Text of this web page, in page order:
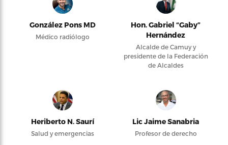
González Pons MD
Médico radiólogo
Hon. Gabriel “Gaby”
Hernández
Alcalde de Camuy y
presidente de la Federación
de Alcaldes
Heriberto N. Saurí
Salud y emergencias
Lic Jaime Sanabria
Profesor de derecho